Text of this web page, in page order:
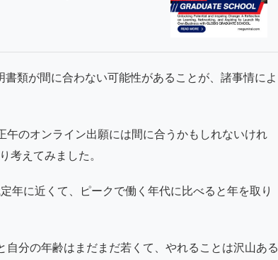
類が間に合わない可能性があることが、諸事情によ
のオンライン出願には間に合うかもしれないけれ
考えてみました。
年に近くて、ピークで働く年代に比べると年を取り
分の年齢はまだまだ若くて、やれることは沢山ある